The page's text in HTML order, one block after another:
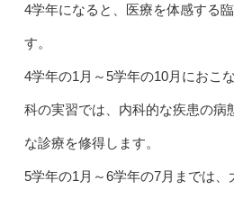
4学年になると、医療を体感する
す。
4学年の1月～5学年の10月におこ
科の実習では、内科的な疾患の病
な診療を修得します。
5学年の1月～6学年の7月までは